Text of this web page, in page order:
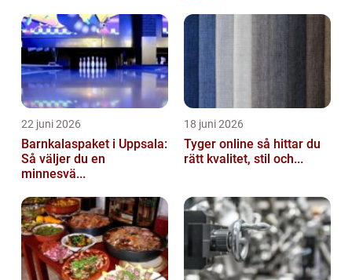
22 juni 2026
Barnkalaspaket i Uppsala:
Så väljer du en
minnesvä...
18 juni 2026
Tyger online så hittar du
rätt kvalitet, stil och...